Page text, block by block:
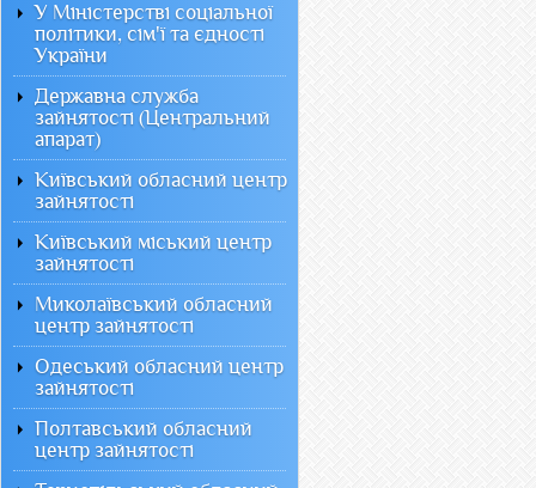
У Міністерстві соціальної
політики, сім'ї та єдності
України
Державна служба
зайнятості (Центральний
апарат)
Київський обласний центр
зайнятості
Київський міський центр
зайнятості
Миколаївський обласний
центр зайнятості
Одеський обласний центр
зайнятості
Полтавський обласний
центр зайнятості